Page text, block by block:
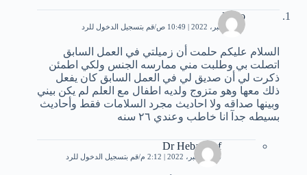
Mido
17 ديسمبر، 2022 | 10:49 ص قم بتسجيل الدخول للرد
السلام عليكم حلمت أن زميلتي في العمل السابق
اتصلت بي وطلبت مني ممارسه الجنس ولكي اطمئن
ذكرت لي أن صديق لي في العمل السابق كان يفعل
ذلك معها وهو متزوج ولديه اطفال مع العلم لم يكن بيني
وبينها صداقه ولا احاديث مجرد السلامات فقط وأحاديث
بسيطه جدآ انا خاطب وعندي ٢٦ سنه
Dr Heba Atef
26 ديسمبر، 2022 | 2:12 م قم بتسجيل الدخول للرد